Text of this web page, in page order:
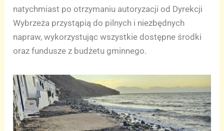
natychmiast po otrzymaniu autoryzacji od Dyrekcji
Wybrzeża przystąpią do pilnych i niezbędnych
napraw, wykorzystując wszystkie dostępne środki
oraz fundusze z budżetu gminnego.